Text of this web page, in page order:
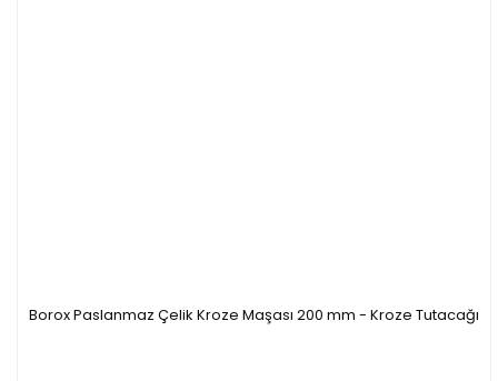
Borox Paslanmaz Çelik Kroze Maşası 200 mm - Kroze Tutacağı